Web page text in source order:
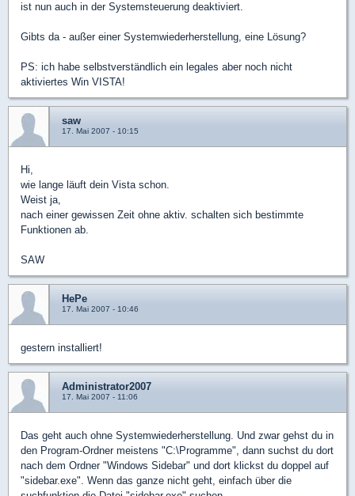
ist nun auch in der Systemsteuerung deaktiviert.
Gibts da - außer einer Systemwiederherstellung, eine Lösung?
PS: ich habe selbstverständlich ein legales aber noch nicht
aktiviertes Win VISTA!
saw
17. Mai 2007 - 10:15
Hi,
wie lange läuft dein Vista schon.
Weist ja,
nach einer gewissen Zeit ohne aktiv. schalten sich bestimmte
Funktionen ab.
SAW
HePe
17. Mai 2007 - 10:46
gestern installiert!
Administrator2007
17. Mai 2007 - 11:06
Das geht auch ohne Systemwiederherstellung. Und zwar gehst du in
den Program-Ordner meistens "C:\Programme", dann suchst du dort
nach dem Ordner "Windows Sidebar" und dort klickst du doppel auf
"sidebar.exe". Wenn das ganze nicht geht, einfach über die